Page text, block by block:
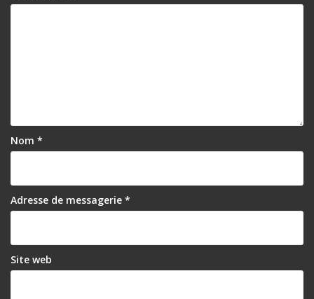
Nom *
Adresse de messagerie *
Site web